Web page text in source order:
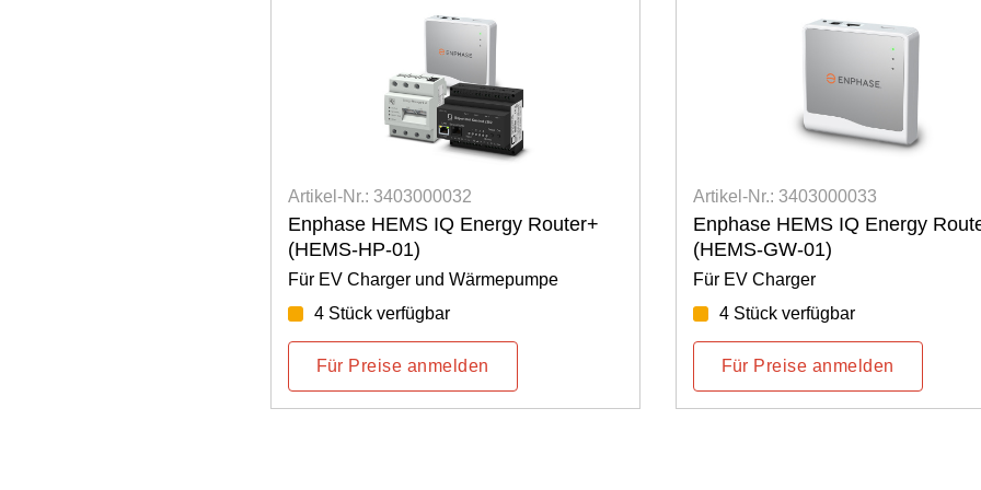
Artikel-Nr.: 3403000033
Enphase HEMS IQ Energy Router
(HEMS-GW-01)
Für EV Charger
4 Stück verfügbar
Für Preise anmelden
Artikel-Nr.: 3403000028
Enphase Stromwandler Compact
100-SPLIT-ROW)
100A, für IQ Gateway metered
77 Stück verfügbar
Für Preise anmelden